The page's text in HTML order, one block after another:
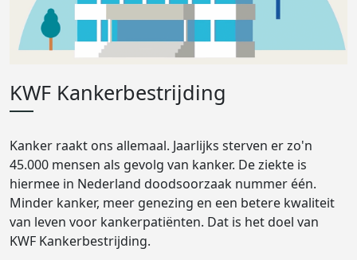
KWF Kankerbestrijding
Kanker raakt ons allemaal. Jaarlijks sterven er zo'n
45.000 mensen als gevolg van kanker. De ziekte is
hiermee in Nederland doodsoorzaak nummer één.
Minder kanker, meer genezing en een betere kwaliteit
van leven voor kankerpatiënten. Dat is het doel van
KWF Kankerbestrijding.